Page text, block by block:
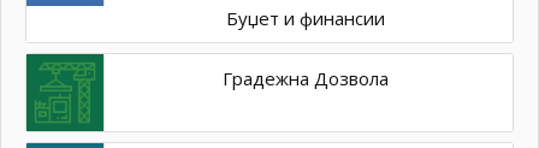
Буџет и финансии
Градежна Дозвола